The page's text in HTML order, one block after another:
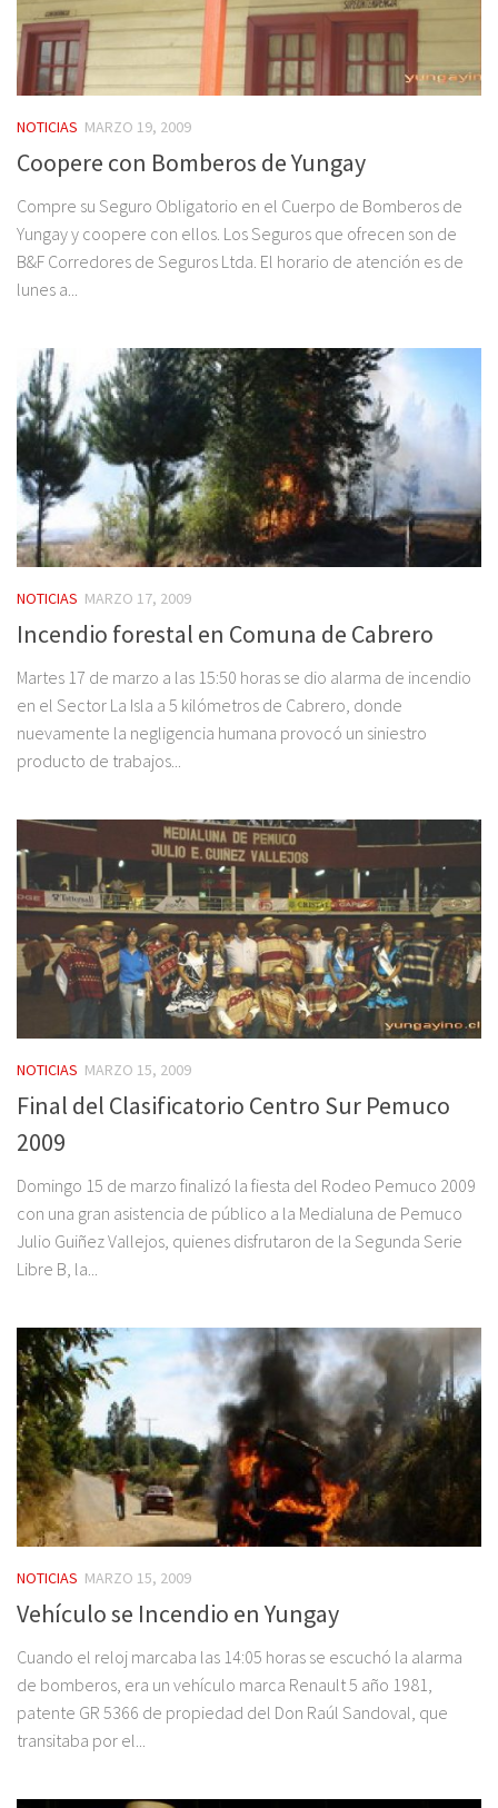
NOTICIAS MARZO 19, 2009
Coopere con Bomberos de Yungay
Compre su Seguro Obligatorio en el Cuerpo de Bomberos de
Yungay y coopere con ellos. Los Seguros que ofrecen son de
B&F Corredores de Seguros Ltda. El horario de atención es de
lunes a...
NOTICIAS MARZO 17, 2009
Incendio forestal en Comuna de Cabrero
Martes 17 de marzo a las 15:50 horas se dio alarma de incendio
en el Sector La Isla a 5 kilómetros de Cabrero, donde
nuevamente la negligencia humana provocó un siniestro
producto de trabajos...
NOTICIAS MARZO 15, 2009
Final del Clasificatorio Centro Sur Pemuco
2009
Domingo 15 de marzo finalizó la fiesta del Rodeo Pemuco 2009
con una gran asistencia de público a la Medialuna de Pemuco
Julio Guiñez Vallejos, quienes disfrutaron de la Segunda Serie
Libre B, la...
NOTICIAS MARZO 15, 2009
Vehículo se Incendio en Yungay
Cuando el reloj marcaba las 14:05 horas se escuchó la alarma
de bomberos, era un vehículo marca Renault 5 año 1981,
patente GR 5366 de propiedad del Don Raúl Sandoval, que
transitaba por el...